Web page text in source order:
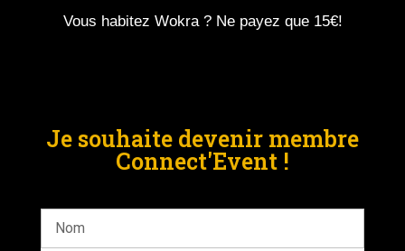
Vous habitez Wokra ? Ne payez que 15€!
Je souhaite devenir membre
Connect'Event !